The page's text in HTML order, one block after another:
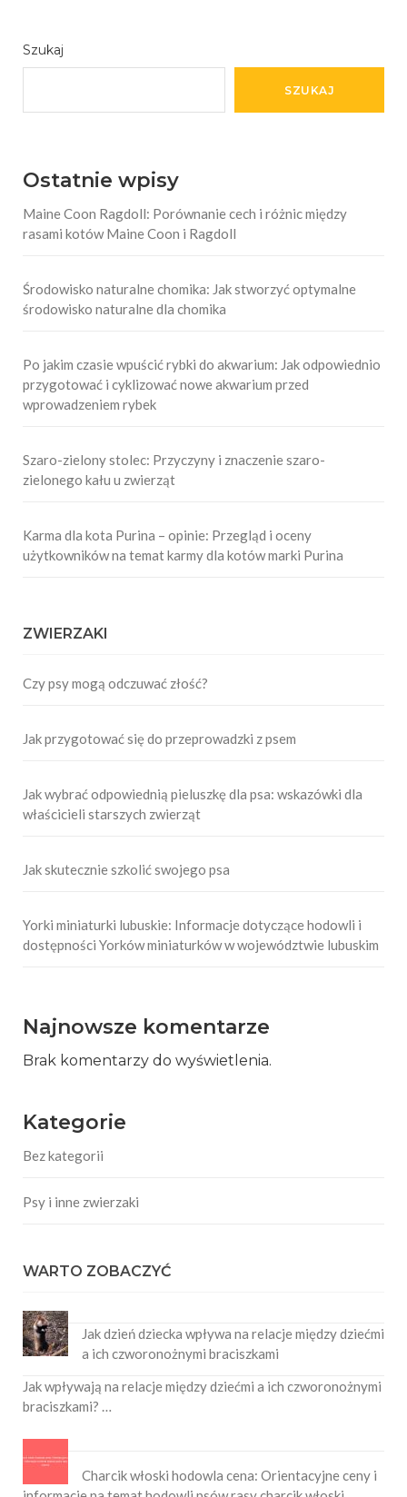
Szukaj
SZUKAJ
Ostatnie wpisy
Maine Coon Ragdoll: Porównanie cech i różnic między
rasami kotów Maine Coon i Ragdoll
Środowisko naturalne chomika: Jak stworzyć optymalne
środowisko naturalne dla chomika
Po jakim czasie wpuścić rybki do akwarium: Jak odpowiednio
przygotować i cyklizować nowe akwarium przed
wprowadzeniem rybek
Szaro-zielony stolec: Przyczyny i znaczenie szaro-
zielonego kału u zwierząt
Karma dla kota Purina – opinie: Przegląd i oceny
użytkowników na temat karmy dla kotów marki Purina
ZWIERZAKI
Czy psy mogą odczuwać złość?
Jak przygotować się do przeprowadzki z psem
Jak wybrać odpowiednią pieluszkę dla psa: wskazówki dla
właścicieli starszych zwierząt
Jak skutecznie szkolić swojego psa
Yorki miniaturki lubuskie: Informacje dotyczące hodowli i
dostępności Yorków miniaturków w województwie lubuskim
Najnowsze komentarze
Brak komentarzy do wyświetlenia.
Kategorie
Bez kategorii
Psy i inne zwierzaki
WARTO ZOBACZYĆ
Jak dzień dziecka wpływa na relacje między dziećmi
a ich czworonożnymi braciszkami
Jak wpływają na relacje między dziećmi a ich czworonożnymi
braciszkami? …
Charcik włoski hodowla cena: Orientacyjne ceny i